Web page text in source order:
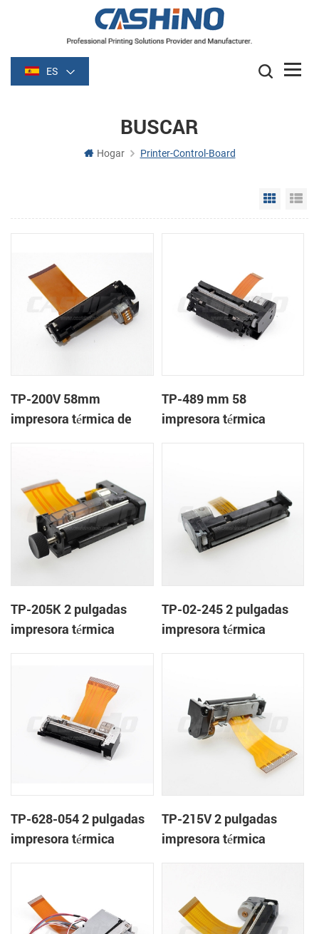
ES
BUSCAR
Hogar Printer-Control-Board
Grid
TP-200V 58mm
impresora térmica de
TP-489 mm 58
impresora térmica
TP-205K 2 pulgadas
impresora térmica
TP-02-245 2 pulgadas
impresora térmica
TP-628-054 2 pulgadas
impresora térmica
TP-215V 2 pulgadas
impresora térmica